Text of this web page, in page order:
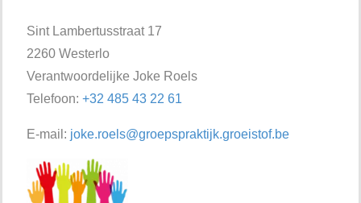
Sint Lambertusstraat 17
2260 Westerlo
Verantwoordelijke Joke Roels
Telefoon: +32 485 43 22 61
E-mail: joke.roels@groepspraktijk.groeistof.be